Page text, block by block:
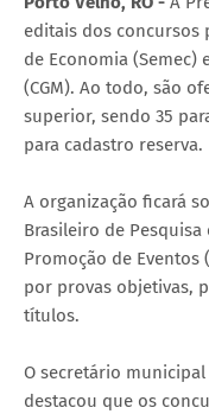
editais dos concursos
de Economia (Semec)
(CGM). Ao todo, são
superior, sendo 35
para cadastro reserva.
A organização ficará
Brasileiro de Pesquisa
Promoção de Eventos
por provas objetivas,
títulos.
O secretário municipal
destacou que os